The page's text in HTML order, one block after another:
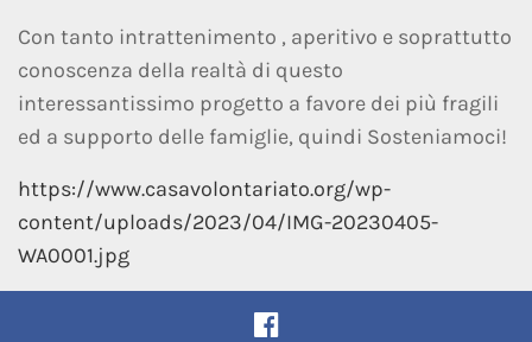
Con tanto intrattenimento , aperitivo e soprattutto
conoscenza della realtà di questo
interessantissimo progetto a favore dei più fragili
ed a supporto delle famiglie, quindi Sosteniamoci!
https://www.casavolontariato.org/wp-
content/uploads/2023/04/IMG-20230405-
WA0001.jpg